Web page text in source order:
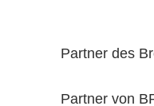
Partner des
Partner von